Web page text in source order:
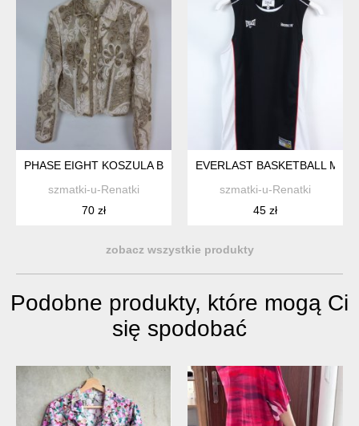
PHASE EIGHT KOSZULA BLUZKA Z SIATECZKI Z APLIKACJAMI
szmatki-u-Renatki
70 zł
EVERLAST BASKETBALL
szmatki-u-Renatki
45 zł
zobacz wszystkie produkty
Podobne produkty, które mogą Ci
się spodobać